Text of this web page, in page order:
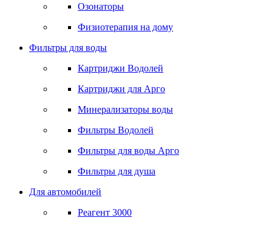
Озонаторы
Физиотерапия на дому
Фильтры для воды
Картриджи Водолей
Картриджи для Арго
Минерализаторы воды
Фильтры Водолей
Фильтры для воды Арго
Фильтры для душа
Для автомобилей
Реагент 3000